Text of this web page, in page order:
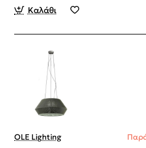
Καλάθι
OLE Lighting